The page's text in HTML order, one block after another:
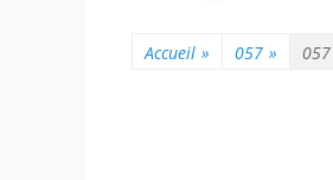
Accueil » 057 » 057